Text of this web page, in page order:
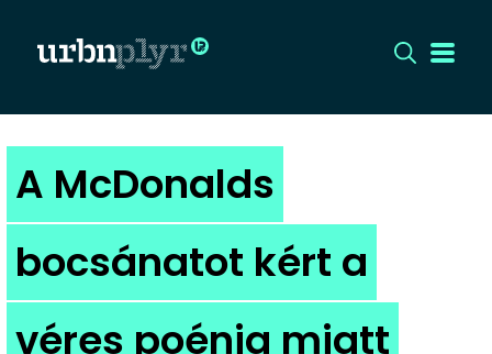
CÍMLAP
DIZÁJN
DIVAT
A McDonalds
bocsánatot kért a
véres poénja miatt